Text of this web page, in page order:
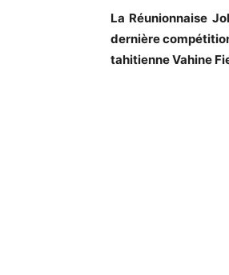
La Réunionnaise
dernière
tahitienne Vahine